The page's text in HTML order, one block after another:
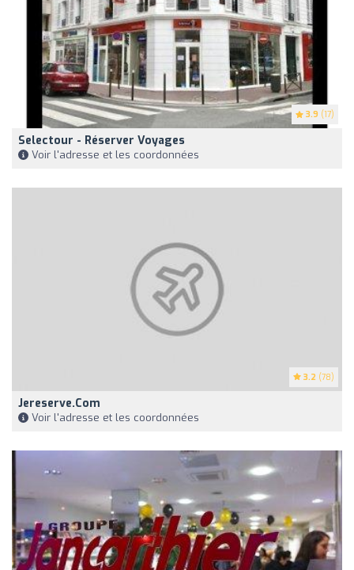
3.9 (17)
Selectour - Réserver Voyages
Voir l'adresse et les coordonnées
3.2 (78)
Jereserve.com
Voir l'adresse et les coordonnées